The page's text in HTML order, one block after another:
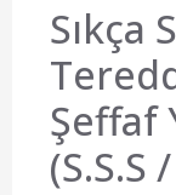
Sıkça
Şeffaf
(S.S.S